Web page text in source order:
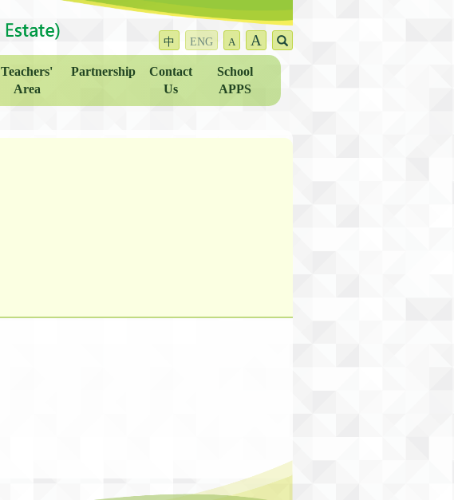
中 ENG A A
Teachers'
Area
Partnership
Contact
Us
School
APPS